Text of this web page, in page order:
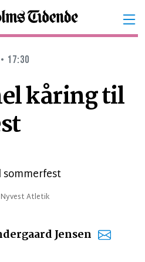
17:30
kåring til
Atletik
Jensen